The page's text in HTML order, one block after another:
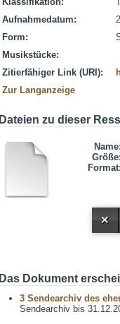
Aufnahmedatum:
Form:
Musikstücke:
Zitierfähiger Link (URI):
Zur Langanzeige
Dateien zu dieser
Das Dokument
3 Sendearchiv des
Sendearchiv bis